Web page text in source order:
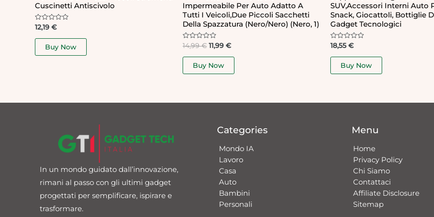
Cuscinetti Antiscivolo
Rated
0
out
12,19 €
Buy Now
Impermeabile Per Auto Adatto A
Tutti I Veicoli,Due Piccoli Sacchetti
Della Spazzatura (Nero/Nero) (Nero, 1)
Rated
0
out
14,99€ 11,99 €
Buy Now
SUV,Accessori Interni Auto
Snack, Giocattoli, Bottiglie
Gadget Tecnologici
Rated
0
out
18,55 €
Buy Now
In un mondo guidato dall’innovazione,
rimani al passo con gli ultimi gadget
progettati per semplificare, ispirare e
trasformare.
Categories
Mondo IA
Lavoro
Casa
Auto
Bambini
Personali
Menu
Home
Privacy Policy
Chi Siamo
Contattaci​
Affiliate Disclosure
Sitemap